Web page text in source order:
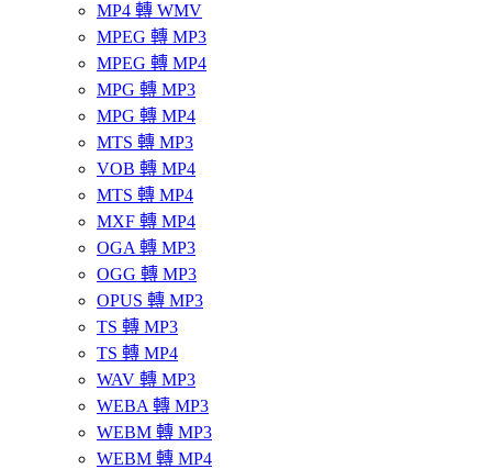
MP4 轉 WMV
MPEG 轉 MP3
MPEG 轉 MP4
MPG 轉 MP3
MPG 轉 MP4
MTS 轉 MP3
VOB 轉 MP4
MTS 轉 MP4
MXF 轉 MP4
OGA 轉 MP3
OGG 轉 MP3
OPUS 轉 MP3
TS 轉 MP3
TS 轉 MP4
WAV 轉 MP3
WEBA 轉 MP3
WEBM 轉 MP3
WEBM 轉 MP4